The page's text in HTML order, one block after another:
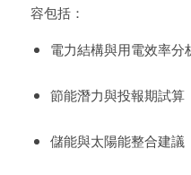
容包括：
電力結構與用電效率分
節能潛力與投報期試算
儲能與太陽能整合建議